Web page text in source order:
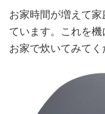
お家時間が増えて
ています。これを
お家で炊いてみてく